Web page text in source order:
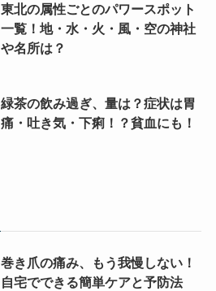
東北の属性ごとのパワースポット
一覧！地・水・火・風・空の神社
や名所は？
緑茶の飲み過ぎ、量は？症状は胃
痛・吐き気・下痢！？貧血にも！
巻き爪の痛み、もう我慢しない！
自宅でできる簡単ケアと予防法